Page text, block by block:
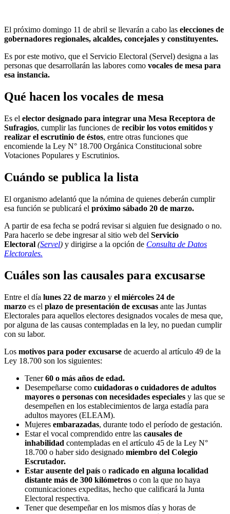
El próximo domingo 11 de abril se llevarán a cabo las elecciones de
gobernadores regionales, alcaldes, concejales y constituyentes.
Es por este motivo, que el Servicio Electoral (Servel) designa a las
personas que desarrollarán las labores como vocales de mesa para
esa instancia.
Qué hacen los vocales de mesa
Es el elector designado para integrar una Mesa Receptora de
Sufragios, cumplir las funciones de recibir los votos emitidos y
realizar el escrutinio de éstos, entre otras funciones que
encomiende la Ley N° 18.700 Orgánica Constitucional sobre
Votaciones Populares y Escrutinios.
Cuándo se publica la lista
El organismo adelantó que la nómina de quienes deberán cumplir
esa función se publicará el próximo sábado 20 de marzo.
A partir de esa fecha se podrá revisar si alguien fue designado o no.
Para hacerlo se debe ingresar al sitio web del Servicio
Electoral (Servel) y dirigirse a la opción de Consulta de Datos
Electorales.
Cuáles son las causales para excusarse
Entre el día lunes 22 de marzo y el miércoles 24 de
marzo es el plazo de presentación de excusas ante las Juntas
Electorales para aquellos electores designados vocales de mesa que,
por alguna de las causas contempladas en la ley, no puedan cumplir
con su labor.
Los motivos para poder excusarse de acuerdo al artículo 49 de la
Ley 18.700 son los siguientes:
Tener60 o más años de edad.
Desempeñarse como cuidadoras o cuidadores de adultos
mayores o personas con necesidades especiales y las que se
desempeñen en los establecimientos de larga estadía para
adultos mayores (ELEAM).
Mujeres embarazadas, durante todo el período de gestación.
Estar el vocal comprendido entre las causales de
inhabilidad contempladas en el artículo 45 de la Ley N°
18.700 o haber sido designado miembro del Colegio
Escrutador.
Estar ausente del país o radicado en alguna localidad
distante más de 300 kilómetros o con la que no haya
comunicaciones expeditas, hecho que calificará la Junta
Electoral respectiva.
Tener que desempeñar en los mismos días y horas de